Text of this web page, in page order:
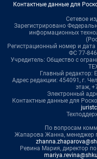
Контактные данные для
Сетевое
Зарегистрировано
информационных
Регистрационный номер и
ФС 77-
Учредитель: Общество с
Главный редактор:
Адрес редакции: 454091, г.
этаж,
Электронный
Контактные данные для
По вопросам
Жапарова Жанна, менеджер
Ревина Мария, директор